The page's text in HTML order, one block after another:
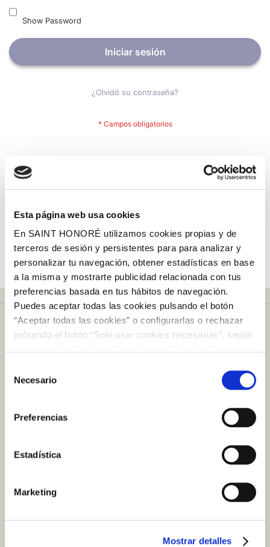
Esta página web usa cookies
En SAINT HONORÉ utilizamos cookies propias y de
terceros de sesión y persistentes para para analizar y
personalizar tu navegación, obtener estadísticas en base
a la misma y mostrarte publicidad relacionada con tus
preferencias basada en tus hábitos de navegación.
Puedes aceptar todas las cookies pulsando el botón
“Aceptar todas las cookies” o configurarlas o rechazar
pulsando el botón “Solo usar cookies necesarias”, según
no has seleccionado ninguna opción, pulsar este botón
equivaldrá a rechazar todas las cookies. Si deseas
obtener más información consulta nuestra Política de
Cookiesaquí
Necesario
Preferencias
Estadística
Marketing
Mostrar detalles
Show Password
Iniciar sesión
¿Olvidó su contraseña?
Crear una cuenta tiene muchos beneficios: Pago más rápido,
más.
Crear una cuenta
Atención al cliente